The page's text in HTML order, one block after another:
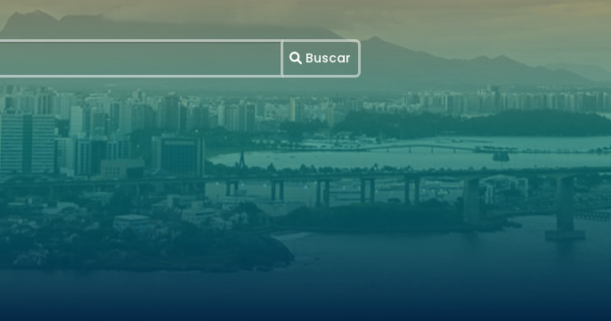
Buscar